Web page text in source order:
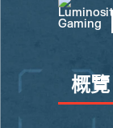
概覽